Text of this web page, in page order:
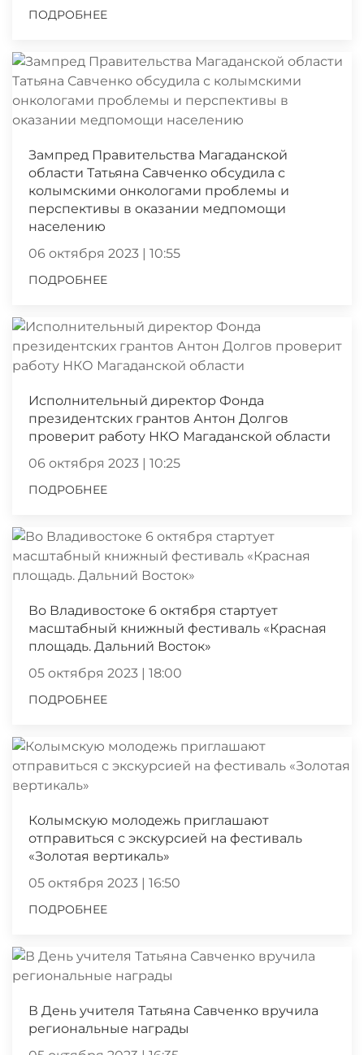
ПОДРОБНЕЕ
Зампред Правительства Магаданской
области Татьяна Савченко обсудила с
колымскими онкологами проблемы и
перспективы в оказании медпомощи
населению
06 октября 2023 | 10:55
ПОДРОБНЕЕ
Исполнительный директор Фонда
президентских грантов Антон Долгов
проверит работу НКО Магаданской области
06 октября 2023 | 10:25
ПОДРОБНЕЕ
Во Владивостоке 6 октября стартует
масштабный книжный фестиваль «Красная
площадь. Дальний Восток»
05 октября 2023 | 18:00
ПОДРОБНЕЕ
Колымскую молодежь приглашают
отправиться с экскурсией на фестиваль
«Золотая вертикаль»
05 октября 2023 | 16:50
ПОДРОБНЕЕ
В День учителя Татьяна Савченко вручила
региональные награды